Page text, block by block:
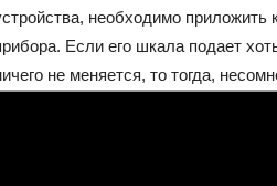
необходимо приложить
Если его шкала подает
не меняется, то тогда,